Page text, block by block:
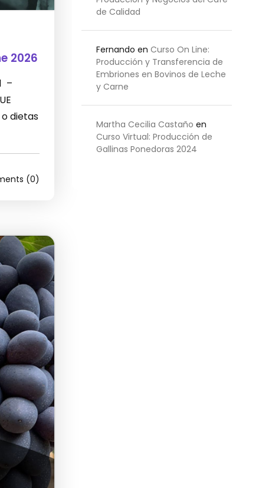
2026
–
o dietas
(0)
de Calidad
Fernando en Curso On Line:
Producción y Transferencia de
Embriones en Bovinos de Leche
y Carne
Martha Cecilia Castaño en
Curso Virtual: Producción de
Gallinas Ponedoras 2024